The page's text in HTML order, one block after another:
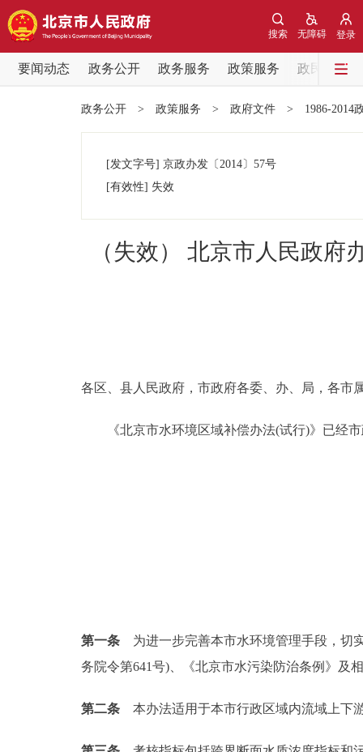
登录
无障碍
搜索
要闻动态 政务公开 政务服务 政策服务
政民互动
党中央精神
12345网上接诉即办
参与调查
政务公开 > 政策服务 > 政府文件 > 1986-2014
[发文字号] 京政办发 〔2014〕 57号
[有效性] 失效
（失效） 北京市人民政
各区、县人民政府，市政府各委、办、局，各市
《北京市水环境区域补偿办法(试行)》已经市
第一条 为进一步完善本市水环境管理手段，切
务院令第641号)、《北京市水污染防治条例》及
第二条 本办法适用于本市行政区域内流域上下